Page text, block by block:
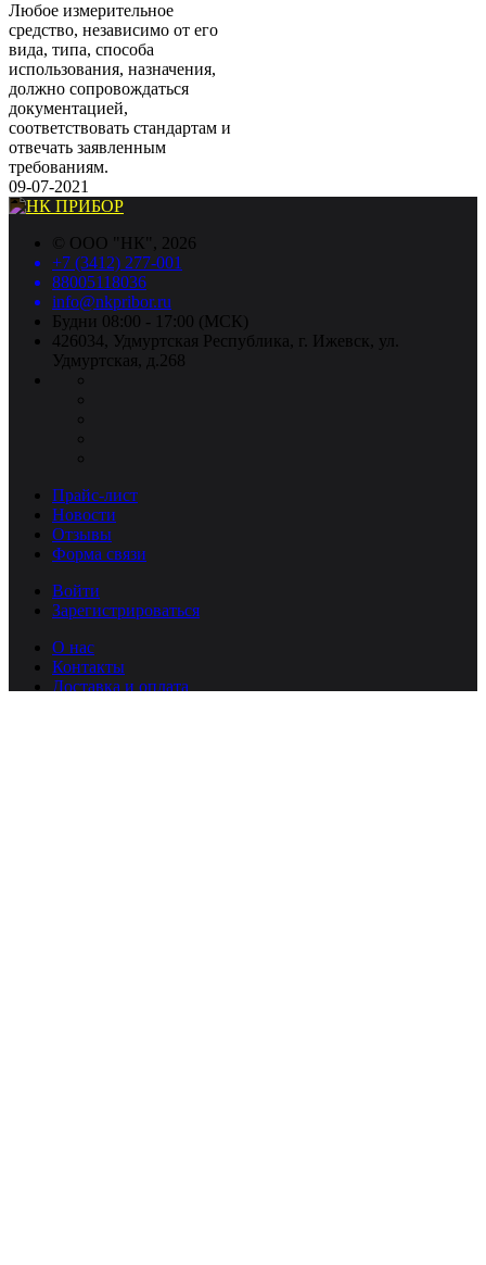
Любое измерительное
средство, независимо от его
вида, типа, способа
использования, назначения,
должно сопровождаться
документацией,
соответствовать стандартам и
отвечать заявленным
требованиям.
09-07-2021
© ООО "НК", 2026
+7 (3412) 277-001
88005118036
info@nkpribor.ru
Будни 08:00 - 17:00 (МСК)
426034, Удмуртская Республика, г. Ижевск, ул.
Удмуртская, д.268
Прайс-лист
Новости
Отзывы
Форма связи
Войти
Зарегистрироваться
О нас
Контакты
Доставка и оплата